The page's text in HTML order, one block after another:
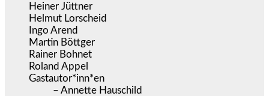
Heiner Jüttner
Helmut Lorscheid
Ingo Arend
Martin Böttger
Rainer Bohnet
Roland Appel
Gastautor*inn*en
– Annette Hauschild